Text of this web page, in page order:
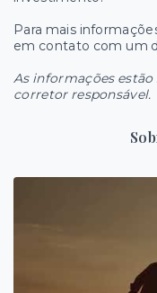
Para mais
em contato com um
As informações estão
corretor responsável.